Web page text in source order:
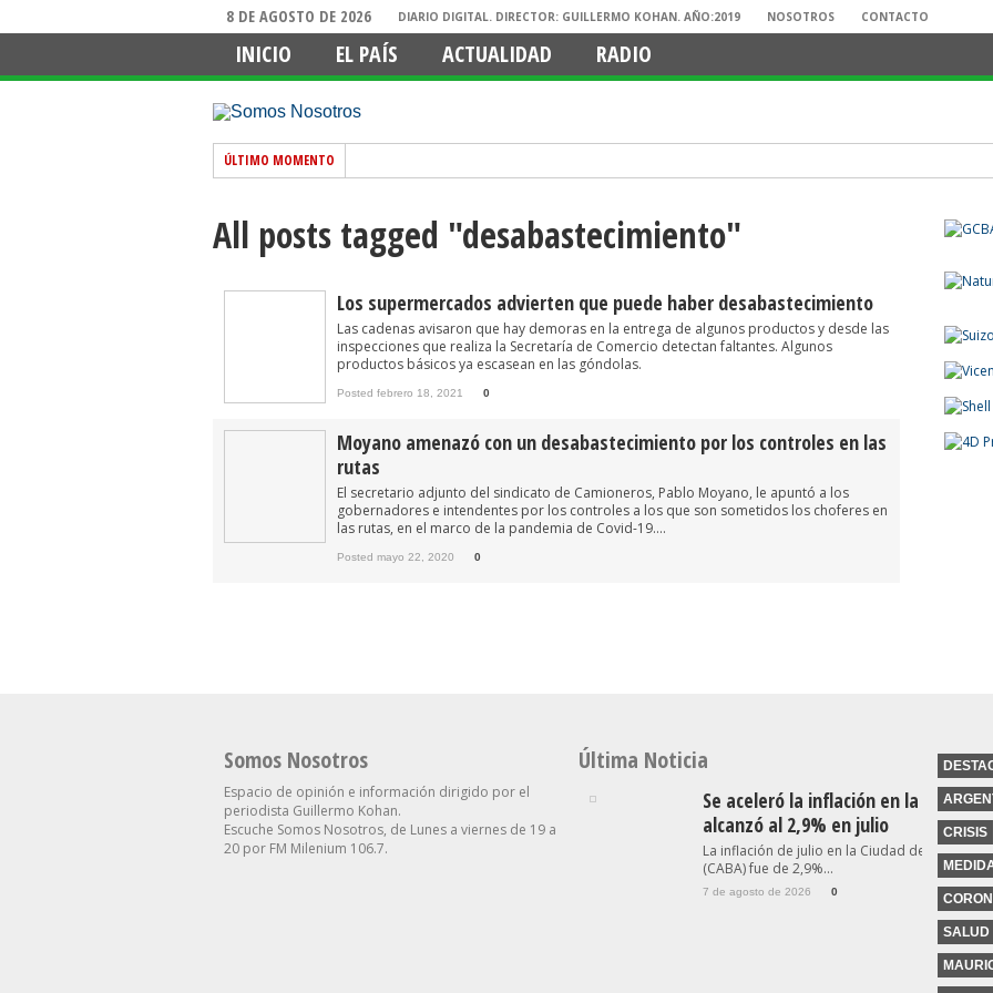
8 DE AGOSTO DE 2026 DIARIO DIGITAL. DIRECTOR: GUILLERMO KOHAN. AÑO:2019 NOSOTROS CONTACTO
INICIO EL PAÍS ACTUALIDAD RADIO
ÚLTIMO MOMENTO
All posts tagged "desabastecimiento"
Los supermercados advierten que puede haber desabastecimiento
Las cadenas avisaron que hay demoras en la entrega de algunos productos y desde las
inspecciones que realiza la Secretaría de Comercio detectan faltantes. Algunos
productos básicos ya escasean en las góndolas.
Posted febrero 18, 2021 0
Moyano amenazó con un desabastecimiento por los controles en las
rutas
El secretario adjunto del sindicato de Camioneros, Pablo Moyano, le apuntó a los
gobernadores e intendentes por los controles a los que son sometidos los choferes en
las rutas, en el marco de la pandemia de Covid-19....
Posted mayo 22, 2020 0
Somos Nosotros
Espacio de opinión e información dirigido por el
periodista Guillermo Kohan.
Escuche Somos Nosotros, de Lunes a viernes de 19 a
20 por FM Milenium 106.7.
Última Noticia
Se aceleró la inflación en la Ciudad y
alcanzó al 2,9% en julio
La inflación de julio en la Ciudad de Buenos
(CABA) fue de 2,9%...
7 de agosto de 2026 0
CRISIS
SALUD